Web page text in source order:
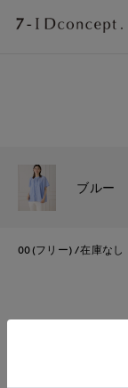
ブルー
00(フリー) 在庫なし